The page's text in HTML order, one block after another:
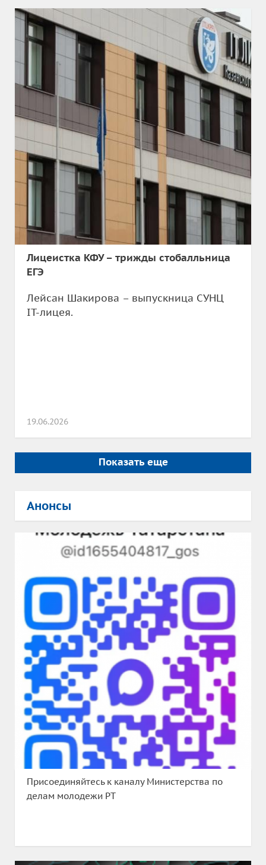
Лицеистка КФУ – трижды стобалльница
ЕГЭ
Лейсан Шакирова – выпускница СУНЦ
IT-лицея.
19.06.2026
Показать еще
Анонсы
Присоединяйтесь к каналу Министерства по
делам молодежи РТ